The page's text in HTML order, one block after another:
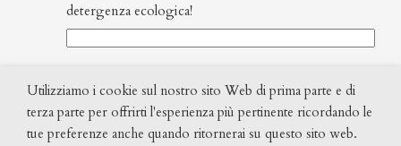
detergenza ecologica!
qui) ed acconsento al trattamento dei miei dati
personali al fine di poter ricevere la newsletter.
Test antispam. Il numero maggiore è, 3 o 5?
Utilizziamo i cookie sul nostro sito Web di prima parte e di
terza parte per offrirti l'esperienza più pertinente ricordando le
tue preferenze anche quando ritornerai su questo sito web.